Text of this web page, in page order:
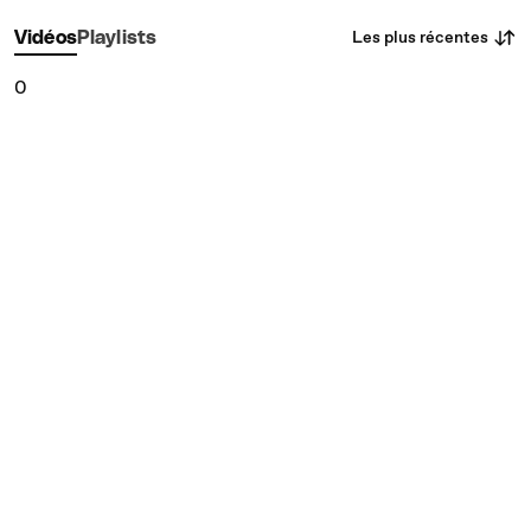
VidéosPlaylists Les plus récentes
0